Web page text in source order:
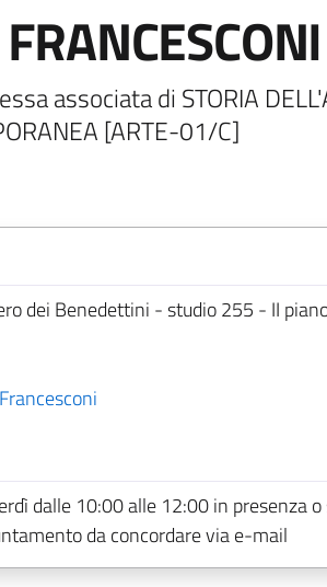
associata di STORIA
[ARTE-01/C]
dei Benedettini - studio 255 - II
dalle 10:00 alle 12:00 in presenza o
da concordare via e-mail